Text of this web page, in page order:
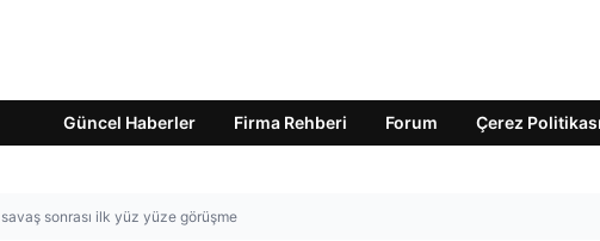
Güncel Haberler Firma Rehberi Forum Çerez Politikası
savaş sonrası ilk yüz yüze görüşme